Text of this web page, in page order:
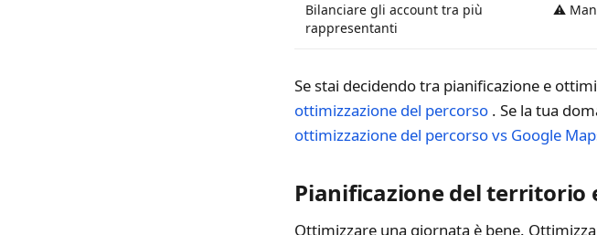
Bilanciare gli account tra più
rappresentanti
⚠️
Se stai decidendo tra pianificazione e
ottimizzazione del percorso . Se la tua
ottimizzazione del percorso vs Google
Pianificazione del territorio
Ottimizzare una giornata è bene.